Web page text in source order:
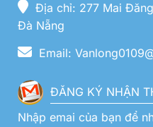
Địa chỉ: 277 Mai
Đà Nẵng
Email:
ĐĂNG KÝ NHẬN
Nhập emai của bạn để